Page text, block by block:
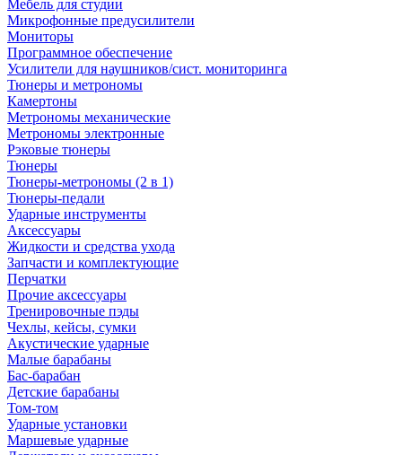
Мебель для студии
Микрофонные предусилители
Мониторы
Программное обеспечение
Усилители для наушников/сист. мониторинга
Тюнеры и метрономы
Камертоны
Метрономы механические
Метрономы электронные
Рэковые тюнеры
Тюнеры
Тюнеры-метрономы (2 в 1)
Тюнеры-педали
Ударные инструменты
Аксессуары
Жидкости и средства ухода
Запчасти и комплектующие
Перчатки
Прочие аксессуары
Тренировочные пэды
Чехлы, кейсы, сумки
Акустические ударные
Mалые барабаны
Бас-барабан
Детские барабаны
Том-том
Ударные установки
Маршевые ударные